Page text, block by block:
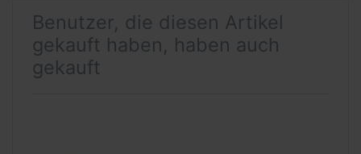
Benutzer, die diesen Artikel
gekauft haben, haben auch
gekauft